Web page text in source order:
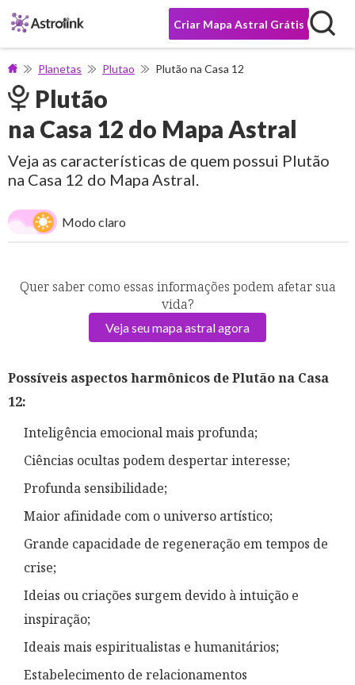
Criar Mapa Astral Grátis
Planetas Plutao Plutão na Casa 12
Plutão
na Casa 12 do Mapa Astral
Veja as características de quem possui Plutão
na Casa 12 do Mapa Astral.
Modo claro
Quer saber como essas informações podem afetar sua
vida?
Veja seu mapa astral agora
Possíveis aspectos harmônicos de Plutão na Casa
12:
Inteligência emocional mais profunda;
Ciências ocultas podem despertar interesse;
Profunda sensibilidade;
Maior afinidade com o universo artístico;
Grande capacidade de regeneração em tempos de
crise;
Ideias ou criações surgem devido à intuição e
inspiração;
Ideais mais espiritualistas e humanitários;
Estabelecimento de relacionamentos